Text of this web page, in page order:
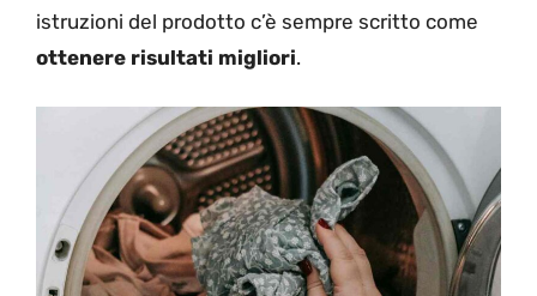
istruzioni del prodotto c’è sempre scritto come
ottenere risultati migliori.